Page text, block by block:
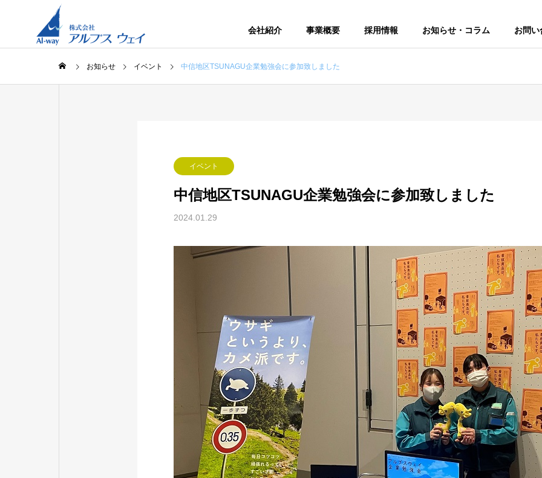
会社紹介 事業概要 採用情報 お知らせ・コラム お問い
お知らせ イベント 中信地区TSUNAGU企業勉強会に参加致しました
イベント
中信地区TSUNAGU企業勉強会に参加致しました
2024.01.29